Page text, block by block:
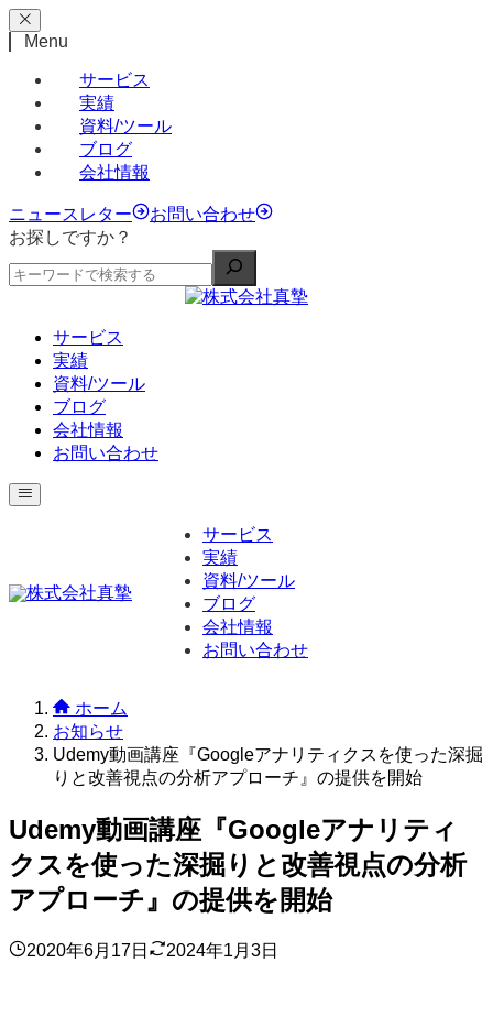
Menu
サービス
実績
資料/ツール
ブログ
会社情報
ニュースレター
お問い合わせ
お探しですか？
サービス
実績
資料/ツール
ブログ
会社情報
お問い合わせ
サービス
実績
資料/ツール
ブログ
会社情報
お問い合わせ
ホーム
お知らせ
Udemy動画講座『Googleアナリティクスを使った深掘
りと改善視点の分析アプローチ』の提供を開始
Udemy動画講座『Googleアナリティ
クスを使った深掘りと改善視点の分析
アプローチ』の提供を開始
2020年6月17日 2024年1月3日